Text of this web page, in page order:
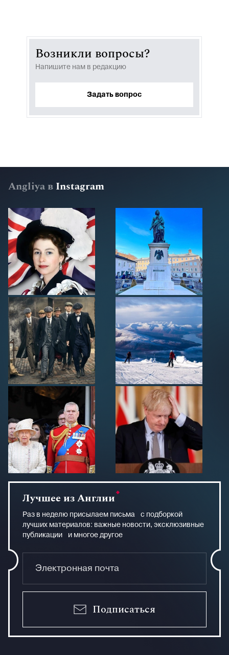
Возникли вопросы?
Напишите нам в редакцию
Задать вопрос
Angliya в Instagram
Лучшее из Англии
Раз в неделю присылаем письма с подборкой
лучших материалов: важные новости, эксклюзивные
публикации и многое другое
Подписаться